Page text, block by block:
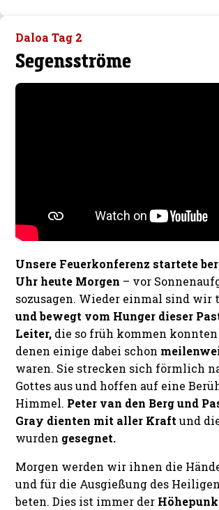
Daloa Tag 2
Segensströme
Unsere Feuerkonferenz startete
Uhr heute Morgen – vor
sozusagen. Wieder einmal sind wir
und bewegt vom Hunger dieser
Leiter, die so früh kommen
denen einige dabei schon
waren. Sie strecken sich förmlich
Gottes aus und hoffen auf eine
Himmel. Peter van den Berg und
Gray dienten mit aller Kraftund
wurden gesegnet.
Morgen werden wir ihnen die
und für die Ausgießung des
beten. Dies ist immer der